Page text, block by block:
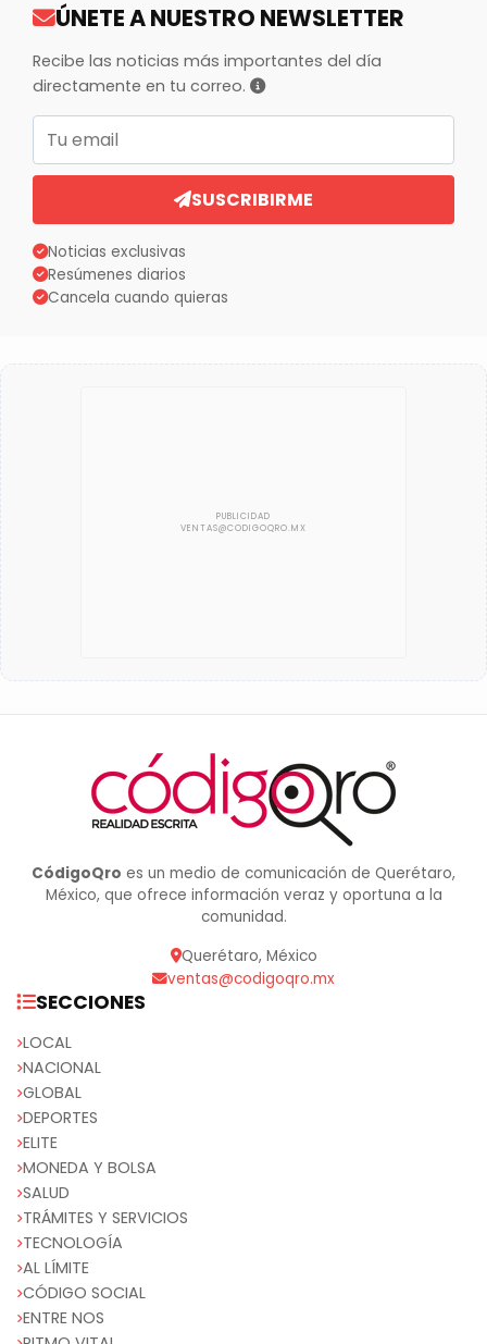
ÚNETE A NUESTRO NEWSLETTER
Recibe las noticias más importantes del día
directamente en tu correo.
Correo electrónico
SUSCRIBIRME
Noticias exclusivas
Resúmenes diarios
Cancela cuando quieras
CódigoQro es un medio de comunicación de Querétaro,
México, que ofrece información veraz y oportuna a la
comunidad.
Querétaro, México
ventas@codigoqro.mx
SECCIONES
LOCAL
NACIONAL
GLOBAL
DEPORTES
ELITE
MONEDA Y BOLSA
SALUD
TRÁMITES Y SERVICIOS
TECNOLOGÍA
AL LÍMITE
CÓDIGO SOCIAL
ENTRE NOS